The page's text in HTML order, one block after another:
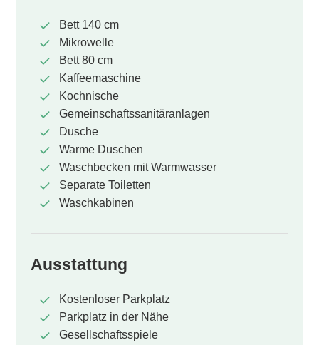
Bett 140 cm
Mikrowelle
Bett 80 cm
Kaffeemaschine
Kochnische
Gemeinschaftssanitäranlagen
Dusche
Warme Duschen
Waschbecken mit Warmwasser
Separate Toiletten
Waschkabinen
Ausstattung
Kostenloser Parkplatz
Parkplatz in der Nähe
Gesellschaftsspiele